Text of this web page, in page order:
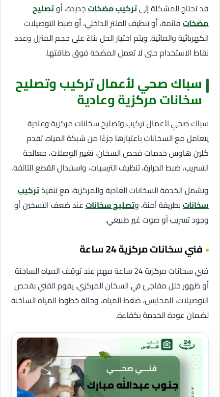
قد تحتاج المشكلة إلىتركيب مضخاتجديدة، أوتصليح
مضخاتقائمة، أو تنظيف الفلتر الداخلي، أو ضبط التوصيلات
الكهربائية والمائية. ويتم اختيار الحل بناءً على حجم المنزل وعدد
نقاط الاستخدام حتى لا تعمل المضخة فوق طاقتها.
سباك صحي لأعمال تركيب وتصليح
سخانات مركزية وعادية
سباك صحي لأعمال تركيب وتصليح سخانات مركزية وعادية
يتعامل مع السخانات باعتبارها جزءًا من شبكة المياه. تقدم
كلين هاوس خدمات فحص السخان، تغيير الوصلات، معالجة
التسريب، ضبط الحرارة، تنظيف الترسبات، واستبدال القطع التالفة.
وتشمل الخدمة السخانات العادية والمركزية، مع تنفيذتركيب
سخاناتبطريقة آمنة، وتصليح سخاناتعند ضعف التسخين أو
وجود تسريب أو صوت غير طبيعي.
فني سخانات مركزية 24 ساعة
فني سخانات مركزية 24 ساعة مهم عند توقف المياه الساخنة
أو ظهور خلل مفاجئ في السخان المركزي. يقوم الفني بفحص
التوصيلات، المحابس، ضغط المياه، وحالة خطوط المياه الساخنة
لضمان عودة الخدمة بكفاءة.